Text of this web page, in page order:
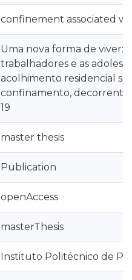
confinement associated
Uma nova forma de viver:
trabalhadores e as
acolhimento residencial se
confinamento, decorrente
19
master thesis
Publication
openAccess
masterThesis
Instituto Politécnico de